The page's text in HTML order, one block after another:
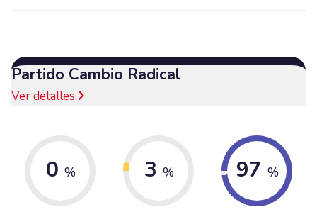
Partido Cambio Radical
Ver detalles
0 % 3 % 97 %